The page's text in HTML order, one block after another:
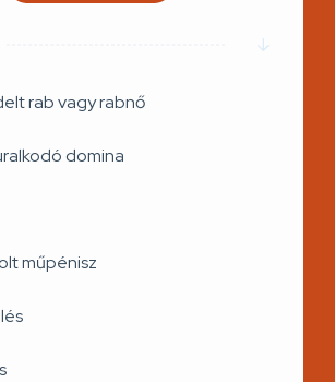
rab vagy rabnő
domina
műpénisz